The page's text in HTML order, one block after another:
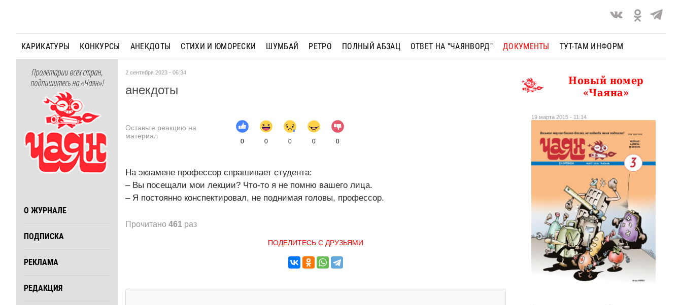
КАРИКАТУРЫ КОНКУРСЫ АНЕКДОТЫ СТИХИ И ЮМОРЕСКИ ШУМБАЙ РЕТРО ПОЛНЫЙ АБЗАЦ ОТВЕТ НА "ЧАЯНВОРД" ДОКУМЕНТЫ ТУТ-ТАМ ИНФОРМ
Пролетарии всех стран,
подпишитесь на «Чаян»!
О ЖУРНАЛЕ
ПОДПИСКА
РЕКЛАМА
РЕДАКЦИЯ
2 сентября 2023 - 06:34
анекдоты
Оставьте реакцию на
материал
0 0 0 0 0
На экзамене профессор спрашивает студента:
– Вы посещали мои лекции? Что-то я не помню вашего лица.
– Я постоянно конспектировал, не поднимая головы, профессор.
Прочитано 461 раз
ПОДЕЛИТЕСЬ С ДРУЗЬЯМИ
Новый номер
«Чаяна»
19 марта 2015 - 11:14